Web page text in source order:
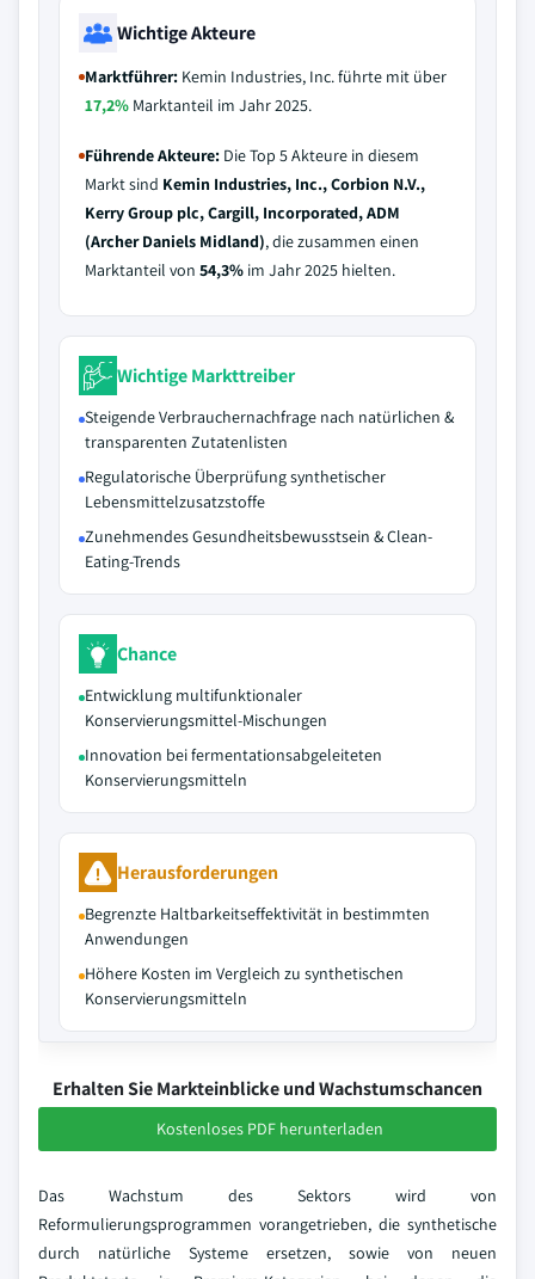
Wichtige Akteure
Marktführer: Kemin Industries, Inc. führte mit über
17,2% Marktanteil im Jahr 2025.
Führende Akteure: Die Top 5 Akteure in diesem
Markt sind Kemin Industries, Inc., Corbion N.V.,
Kerry Group plc, Cargill, Incorporated, ADM
(Archer Daniels Midland), die zusammen einen
Marktanteil von 54,3% im Jahr 2025 hielten.
Wichtige Markttreiber
Steigende Verbrauchernachfrage nach natürlichen &
transparenten Zutatenlisten
Regulatorische Überprüfung synthetischer
Lebensmittelzusatzstoffe
Zunehmendes Gesundheitsbewusstsein & Clean-
Eating-Trends
Chance
Entwicklung multifunktionaler
Konservierungsmittel-Mischungen
Innovation bei fermentationsabgeleiteten
Konservierungsmitteln
Herausforderungen
Begrenzte Haltbarkeitseffektivität in bestimmten
Anwendungen
Höhere Kosten im Vergleich zu synthetischen
Konservierungsmitteln
Erhalten Sie Markteinblicke und Wachstumschancen
Kostenloses PDF herunterladen
Das Wachstum des Sektors wird von
Reformulierungsprogrammen vorangetrieben, die synthetische
durch natürliche Systeme ersetzen, sowie von neuen